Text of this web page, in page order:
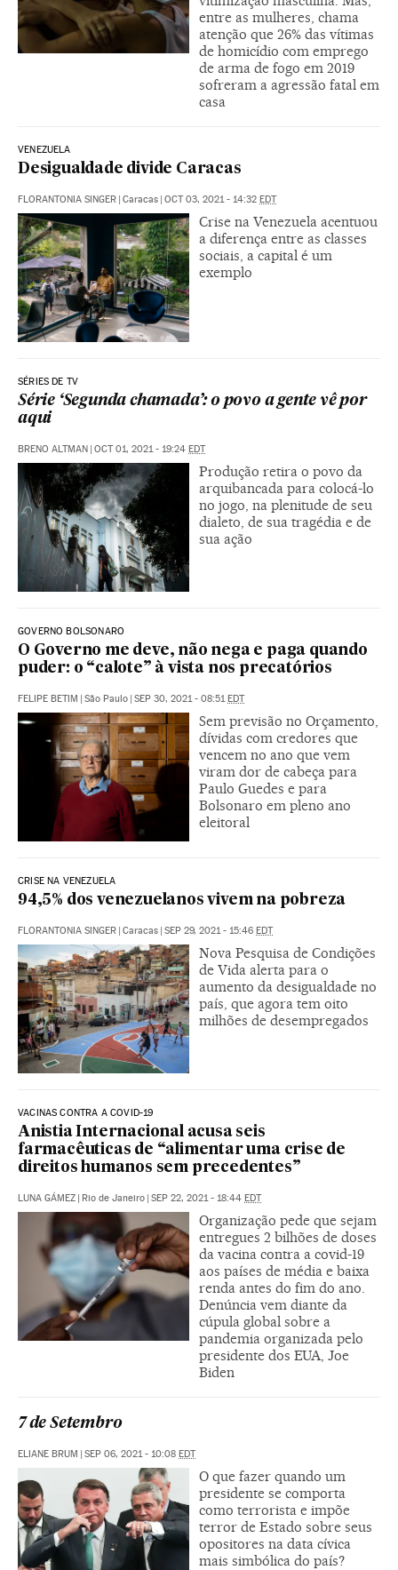
entre as mulheres, chama
atenção que 26% das vítimas
de homicídio com emprego
de arma de fogo em 2019
sofreram a agressão fatal em
casa
VENEZUELA
Desigualdade divide Caracas
FLORANTONIA SINGER | Caracas | OCT 03, 2021 - 14:32 EDT
Crise na Venezuela acentuou
a diferença entre as classes
sociais, a capital é um
exemplo
SÉRIES DE TV
Série ‘Segunda chamada’: o povo a gente vê por
aqui
BRENO ALTMAN | OCT 01, 2021 - 19:24 EDT
Produção retira o povo da
arquibancada para colocá-lo
no jogo, na plenitude de seu
dialeto, de sua tragédia e de
sua ação
GOVERNO BOLSONARO
O Governo me deve, não nega e paga quando
puder: o “calote” à vista nos precatórios
FELIPE BETIM | São Paulo | SEP 30, 2021 - 08:51EDT
Sem previsão no Orçamento,
dívidas com credores que
vencem no ano que vem
viram dor de cabeça para
Paulo Guedes e para
Bolsonaro em pleno ano
eleitoral
CRISE NA VENEZUELA
94,5% dos venezuelanos vivem na pobreza
FLORANTONIA SINGER | Caracas | SEP 29, 2021 - 15:46 EDT
Nova Pesquisa de Condições
de Vida alerta para o
aumento da desigualdade no
país, que agora tem oito
milhões de desempregados
VACINAS CONTRA A COVID-19
Anistia Internacional acusa seis
farmacêuticas de “alimentar uma crise de
direitos humanos sem precedentes”
| Rio de Janeiro | SEP 22, 2021 - 18:44 EDT
Organização pede que sejam
entregues 2 bilhões de doses
da vacina contra a covid-19
aos países de média e baixa
renda antes do fim do ano.
Denúncia vem diante da
cúpula global sobre a
pandemia organizada pelo
presidente dos EUA, Joe
Biden
7 de Setembro
ELIANE BRUM | SEP 06, 2021 - 10:08 EDT
O que fazer quando um
presidente se comporta
como terrorista e impõe
terror de Estado sobre seus
opositores na data cívica
mais simbólica do país?